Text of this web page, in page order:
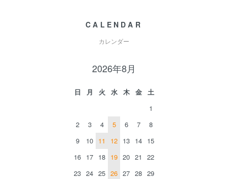
CALENDAR
カレンダー
2026年8月
日 月 火 水 木 金
土
1
2
3 4 5 6 7
8
9
10 11 12 13 14 15
16 17 18 19 20 21
22
23 24 25 26 27 28 29